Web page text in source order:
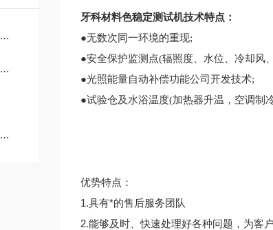
牙科材料色稳定测试机技术特点：
●无数次同一环境的重现;
●安全保护监测点(辐照度、水位、冷却风
●光照能量自动补偿功能公司 开发技术;
●试验仓及水浴温度(加热器升温，空调制
优势特点：
1.具有*的售后服务团队
2.能够及时、快速处理好各种问题，为客